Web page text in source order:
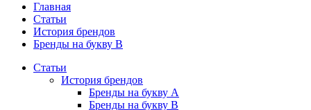
Главная
Статьи
История брендов
Бренды на букву B
Статьи
История брендов
Бренды на букву A
Бренды на букву B